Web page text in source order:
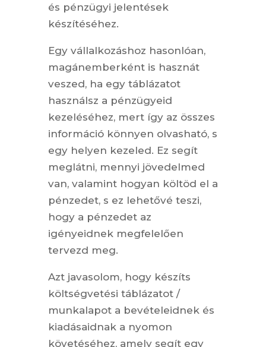
és pénzügyi jelentések
készítéséhez.
Egy vállalkozáshoz hasonlóan,
magánemberként is hasznát
veszed, ha egy táblázatot
használsz a pénzügyeid
kezeléséhez, mert így az összes
információ könnyen olvasható, s
egy helyen kezeled. Ez segít
meglátni, mennyi jövedelmed
van, valamint hogyan költöd el a
pénzedet, s ez lehetővé teszi,
hogy a pénzedet az
igényeidnek megfelelően
tervezd meg.
Azt javasolom, hogy készíts
költségvetési táblázatot /
munkalapot a bevételeidnek és
kiadásaidnak a nyomon
követéséhez, amely segít egy